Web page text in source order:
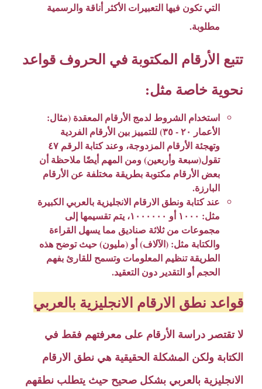
التي تكون فيها التعبيرات الأكثر أناقة والرسمية
مطلوبة.
تتبع الأرقام المكتوبة في الحروف قواعد
نحوية خاصة مثل:
استخدام الشروط لدمج الأرقام المعقدة (مثال:
الأعمار ٢٠ - ٣٥) للتمييز بين الأرقام الفردية
وتهجئة الأرقام المزدوجة، وعند كتابة الرقم ٤٧
تقول(سبعة وأربعين) ومن المهم أيضًا ملاحظة أن
بعض الأرقام مكتوبة بطريقة مختلفة عن الأرقام
البارزة.
عند كتابة ونطق الارقام الانجليزية بالعربي الكبيرة
مثل: ١٠٠٠ أو ١٠٠٠٠٠٠، يتم تقسيمها إلى
مجموعات من ثلاثة صناديق مما يسهل القراءة
والكتابة مثل: (الآلاف) أو (مليون) حيث توضح هذه
الطريقة تنظيم المعلومات وتسمح للقارئ بفهم
الحجم أو التقدير دون التعقيد.
قواعد نطق الارقام الانجليزية بالعربي
لا تقتصر دراسة الأرقام على معرفتهم فقط في
الكتابة ولكن المشكلة الحقيقية هي نطق الارقام
الانجليزية بالعربي بشكل صحيح حيث يتطلب نطقهم